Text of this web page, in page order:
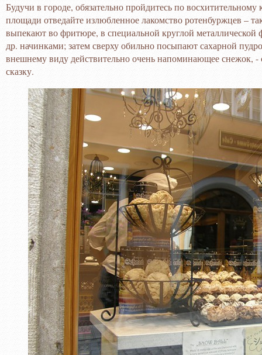
Будучи в городе, обязательно пройдитесь по
площади отведайте излюбленное лакомство ротенбуржцев –
выпекают во фритюре, в специальной круглой
др. начинками; затем сверху обильно посыпают сахарной
внешнему виду действительно очень напоминающее снежок,
сказку.